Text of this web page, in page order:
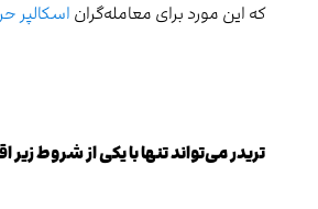
که این مورد برای معامله‌گران اسکالپر
تریدر می‌تواند تنها با یکی از شروط زیر